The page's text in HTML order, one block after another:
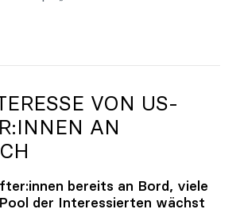
2040 muss eine
VON US-
AN
bereits an Bord, viele
der Interessierten wächst